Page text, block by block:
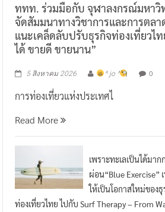
ททท. ร่วมมือกับ จุฬาลงกรณ์มหาวิ
จัดสัมมนาทางวิชาการและการตลา
แนะเคล็ดลับปรับธุรกิจท่องเที่ยวไ
ได้ ขายดี ขายนาน”
5 สิงหาคม 2026 ^ jo ^ 0
การท่องเที่ยวแห่งประเทศไ
Read More
เพราะทะเลเป็นได้มา
ผ่อน“Blue Exercise”
ให้เป็นโอกาสใหม่ของ
ท่องเที่ยวไทย ไปกับ Surf Therapy – From